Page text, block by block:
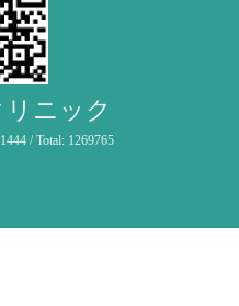
ニック
1444/ Total: 1269765